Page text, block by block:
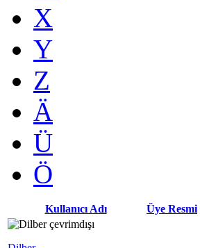
X
Y
Z
Ä
Ü
Ö
Kullanıcı Adı Üye Resmi